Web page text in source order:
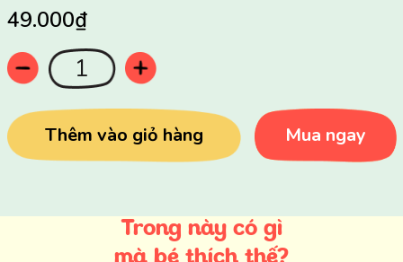
49.000₫
Thêm vào giỏ hàng Mua ngay
Trong này có gì